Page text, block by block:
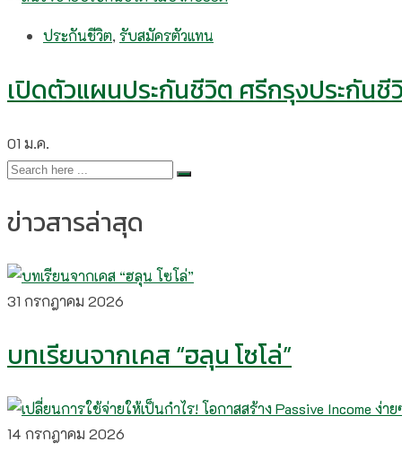
ประกันชีวิต, รับสมัครตัวแทน
เปิดตัวแผนประกันชีวิต ศรีกรุงประกันชี
01 ม.ค.
ข่าวสารล่าสุด
31 กรกฎาคม 2026
บทเรียนจากเคส “ฮลุน โซโล่”
14 กรกฎาคม 2026